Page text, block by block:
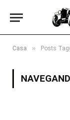
Casa » Posts